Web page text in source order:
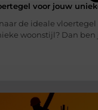
voor jouw
de ideale
woonstijl? Dan ben